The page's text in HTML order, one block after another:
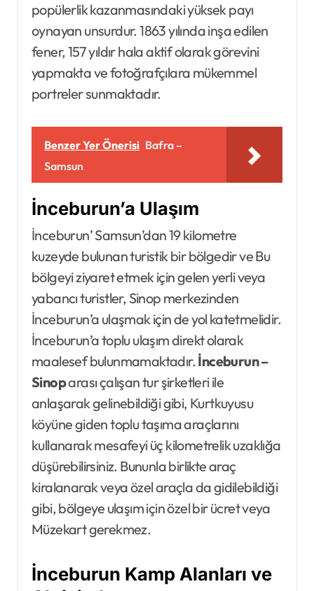
popülerlik kazanmasındaki yüksek payı
oynayan unsurdur. 1863 yılında inşa edilen
fener, 157 yıldır hala aktif olarak görevini
yapmakta ve fotoğrafçılara mükemmel
portreler sunmaktadır.
Benzer Yer Önerisi Bafra –
Samsun
İnceburun’a Ulaşım
İnceburun’ Samsun’dan 19 kilometre
kuzeyde bulunan turistik bir bölgedir ve Bu
bölgeyi ziyaret etmek için gelen yerli veya
yabancı turistler, Sinop merkezinden
İnceburun’a ulaşmak için de yol katetmelidir.
İnceburun’a toplu ulaşım direkt olarak
maalesef bulunmamaktadır. İnceburun –
Sinoparası çalışan tur şirketleri ile
anlaşarak gelinebildiği gibi, Kurtkuyusu
köyüne giden toplu taşıma araçlarını
kullanarak mesafeyi üç kilometrelik uzaklığa
düşürebilirsiniz. Bununla birlikte araç
kiralanarak veya özel araçla da gidilebildiği
gibi, bölgeye ulaşım için özel bir ücret veya
Müzekart gerekmez.
İnceburun Kamp Alanları ve